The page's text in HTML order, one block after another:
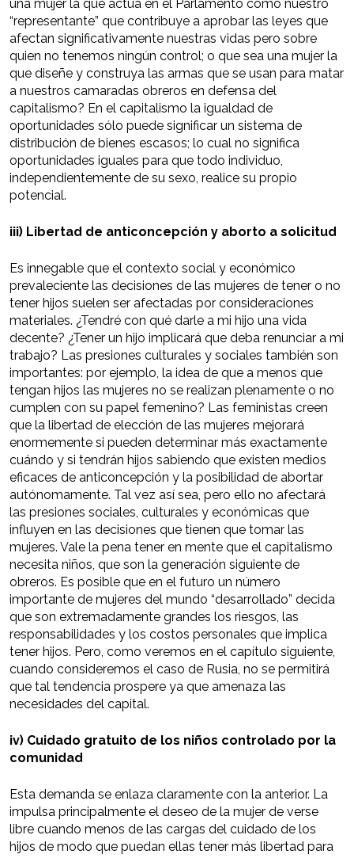
una mujer la que actúa en el Parlamento como nuestro
“representante” que contribuye a aprobar las leyes que
afectan significativamente nuestras vidas pero sobre
quien no tenemos ningún control; o que sea una mujer la
que diseñe y construya las armas que se usan para matar
a nuestros camaradas obreros en defensa del
capitalismo? En el capitalismo la igualdad de
oportunidades sólo puede significar un sistema de
distribución de bienes escasos; lo cual no significa
oportunidades iguales para que todo individuo,
independientemente de su sexo, realice su propio
potencial.
iii) Libertad de anticoncepción y aborto a solicitud
Es innegable que el contexto social y económico
prevaleciente las decisiones de las mujeres de tener o no
tener hijos suelen ser afectadas por consideraciones
materiales. ¿Tendré con qué darle a mi hijo una vida
decente? ¿Tener un hijo implicará que deba renunciar a mi
trabajo? Las presiones culturales y sociales también son
importantes: por ejemplo, la idea de que a menos que
tengan hijos las mujeres no se realizan plenamente o no
cumplen con su papel femenino? Las feministas creen
que la libertad de elección de las mujeres mejorará
enormemente si pueden determinar más exactamente
cuándo y si tendrán hijos sabiendo que existen medios
eficaces de anticoncepción y la posibilidad de abortar
autónomamente. Tal vez así sea, pero ello no afectará
las presiones sociales, culturales y económicas que
influyen en las decisiones que tienen que tomar las
mujeres. Vale la pena tener en mente que el capitalismo
necesita niños, que son la generación siguiente de
obreros. Es posible que en el futuro un número
importante de mujeres del mundo “desarrollado” decida
que son extremadamente grandes los riesgos, las
responsabilidades y los costos personales que implica
tener hijos. Pero, como veremos en el capítulo siguiente,
cuando consideremos el caso de Rusia, no se permitirá
que tal tendencia prospere ya que amenaza las
necesidades del capital.
iv) Cuidado gratuito de los niños controlado por la
comunidad
Esta demanda se enlaza claramente con la anterior. La
impulsa principalmente el deseo de la mujer de verse
libre cuando menos de las cargas del cuidado de los
hijos de modo que puedan ellas tener más libertad para